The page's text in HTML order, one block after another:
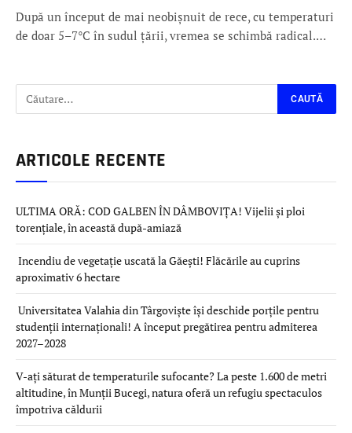
După un început de mai neobișnuit de rece, cu temperaturi
de doar 5–7°C în sudul țării, vremea se schimbă radical.…
ARTICOLE RECENTE
ULTIMA ORĂ: COD GALBEN ÎN DÂMBOVIȚA! Vijelii și ploi
torențiale, în această după-amiază
Incendiu de vegetație uscată la Găești! Flăcările au cuprins
aproximativ 6 hectare
Universitatea Valahia din Târgoviște își deschide porțile pentru
studenții internaționali! A început pregătirea pentru admiterea
2027–2028
V-ați săturat de temperaturile sufocante? La peste 1.600 de metri
altitudine, în Munții Bucegi, natura oferă un refugiu spectaculos
împotriva căldurii